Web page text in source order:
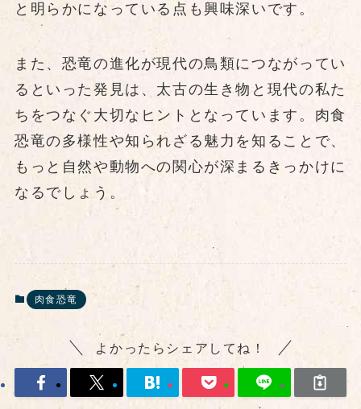
と明らかになっている点も興味深いです。
また、恐竜の進化が現代の鳥類につながってい
るといった発見は、太古の生き物と現代の私た
ちをつなぐ大切なヒントとなっています。肉食
恐竜の多様性や知られざる魅力を知ることで、
もっと自然や動物への関心が深まるきっかけに
なるでしょう。
肉食恐竜
よかったらシェアしてね！